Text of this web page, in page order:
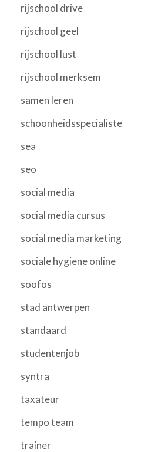
rijschool drive
rijschool geel
rijschool lust
rijschool merksem
samen leren
schoonheidsspecialiste
sea
seo
social media
social media cursus
social media marketing
sociale hygiene online
soofos
stad antwerpen
standaard
studentenjob
syntra
taxateur
tempo team
trainer